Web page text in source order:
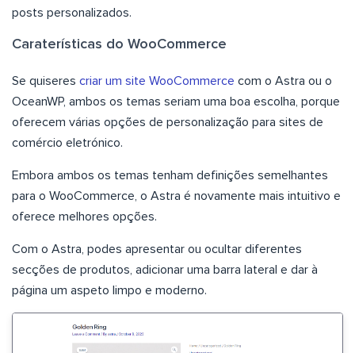
posts personalizados.
Caraterísticas do WooCommerce
Se quiseres criar um site WooCommerce com o Astra ou o
OceanWP, ambos os temas seriam uma boa escolha, porque
oferecem várias opções de personalização para sites de
comércio eletrónico.
Embora ambos os temas tenham definições semelhantes
para o WooCommerce, o Astra é novamente mais intuitivo e
oferece melhores opções.
Com o Astra, podes apresentar ou ocultar diferentes
secções de produtos, adicionar uma barra lateral e dar à
página um aspeto limpo e moderno.